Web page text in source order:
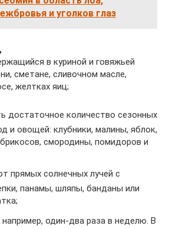
и уголков глаз
в куриной и говяжьей
сметане, сливочном масле,
желтках яиц;
достаточное количество сезонных
и овощей: клубники, малины, яблок,
смородины, помидоров и
прямых солнечных лучей с
панамы, шляпы, банданы или
один-два раза в неделю. В